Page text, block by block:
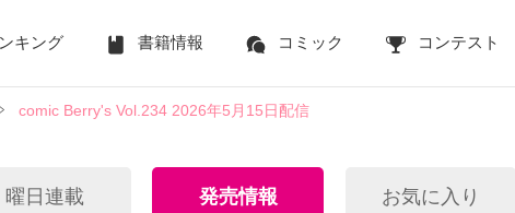
キング 書籍情報 コミック コンテスト
comic Berry's Vol.234 2026年5月15日配信
曜日連載 発売情報 お気に入り